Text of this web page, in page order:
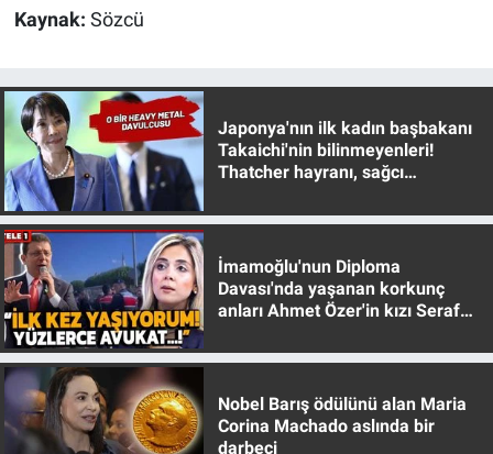
Kaynak: Sözcü
Japonya'nın ilk kadın başbakanı
Takaichi'nin bilinmeyenleri!
Thatcher hayranı, sağcı
İmamoğlu'nun Diploma
Davası'nda yaşanan korkunç
anları Ahmet Özer'in kızı Seraf
Nobel Barış ödülünü alan Maria
Corina Machado aslında bir
darbeci